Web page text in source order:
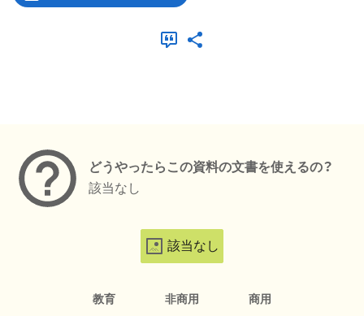
どうやったらこの資料の文書を使えるの？
該当なし
該当なし
教育 非商用 商用